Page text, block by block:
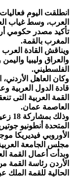
العرب، وسط غياب
تأكيد مصدر حكومي
المغرب بالقمة.
ويناقش القادة
والعراق وليبيا
الفلسطيني.
وكان العاهل
قادة الدول العربية
القمة العربية التى
العاصمة عمان.
المتحدة أنطونيو
الأوروبي فيديريكا
مجلس الجامعة
وبدأت أعمال القمة
الأردن رئاسة القمة
الحالية للقمة الملك